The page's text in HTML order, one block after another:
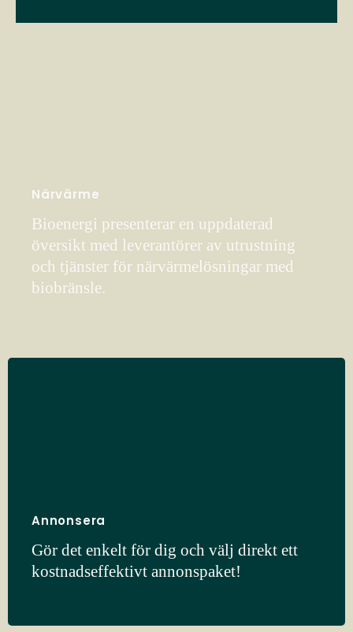
Närvärme
Bioenergi presenterar en uppdaterad
översikt med leverantörer av utrustning
och tjänster för närvärmelösningar med
biobränsle.
Annonsera
Gör det enkelt för dig och välj direkt ett
kostnadseffektivt annonspaket!